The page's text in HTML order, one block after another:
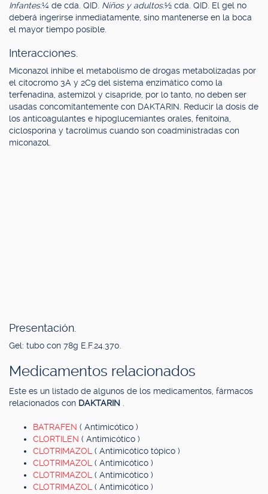
Infantes:¼ de cda. QID. Niños y adultos:½ cda. QID. El gel no
deberá ingerirse inmediatamente, sino mantenerse en la boca
el mayor tiempo posible.
Interacciones.
Miconazol inhibe el metabolismo de drogas metabolizadas por
el citocromo 3A y 2C9 del sistema enzimático como la
terfenadina, astemizol y cisapride, por lo tanto, no deben ser
usadas concomitantemente con DAKTARIN. Reducir la dosis de
los anticoagulantes e hipoglucemiantes orales, fenitoína,
ciclosporina y tacrolimus cuando son coadministradas con
miconazol.
Presentación.
Gel: tubo con 78g E.F.24.370.
Medicamentos relacionados
Este es un listado de algunos de los medicamentos, fármacos
relacionados con DAKTARIN
BATRAFEN ( Antimicótico )
CLORTILEN ( Antimicótico )
CLOTRIMAZOL ( Antimicótico tópico )
CLOTRIMAZOL ( Antimicótico )
CLOTRIMAZOL ( Antimicótico )
CLOTRIMAZOL ( Antimicótico )